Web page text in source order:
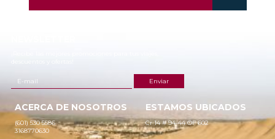
ACERCA DE NOSOTROS
(601) 530 5586
3168770630
ESTAMOS UBICADOS
Cr 14 # 94-44 OF 602